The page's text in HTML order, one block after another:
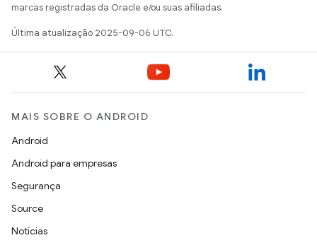
marcas registradas da Oracle e/ou suas afiliadas.
Última atualização 2025-09-06 UTC.
MAIS SOBRE O ANDROID
Android
Android para empresas
Segurança
Source
Notícias